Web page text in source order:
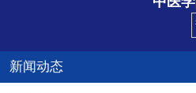
新闻动态